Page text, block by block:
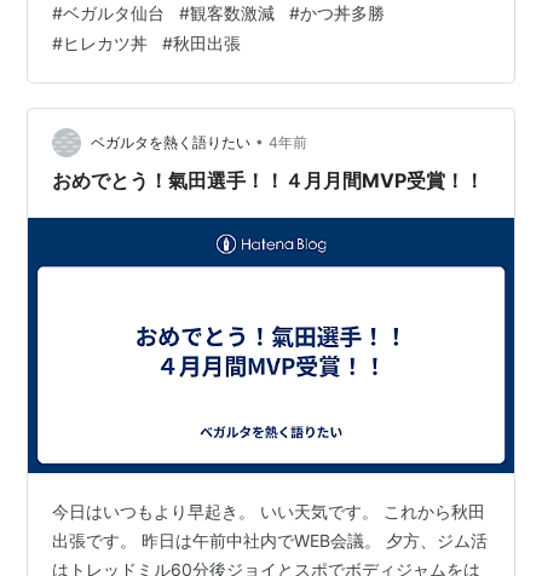
門店の多勝。 唯一無二のお店です。 ちょっと仙台は食べ
ることの出来ない上質の豚肉を食べることができるお店
です。 ひれかつ丼をいただきました。 豚汁はおかわりで
きます。もちろんおかわりしました。 ご飯も大盛で。 豚
ひれ肉はミディアムレアでめちゃ旨。 これを食べたくて
お客さんは開店時か…
#ベガルタ仙台 #観客数激減 #かつ丼多勝
#ヒレカツ丼 #秋田出張
ベガルタを熱く語りたい • 4年前
おめでとう！氣田選手！！４月月間MVP受賞！！
今日はいつもより早起き。 いい天気です。 これから秋田
出張です。 昨日は午前中社内でWEB会議。 夕方、ジム活
はトレッドミル60分後ジョイとスポでボディジャムをは